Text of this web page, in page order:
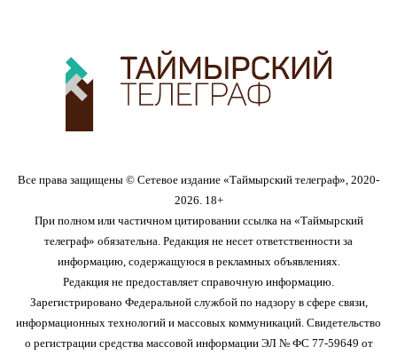
Все права защищены © Сетевое издание «Таймырский телеграф», 2020-
2026. 18+
При полном или частичном цитировании ссылка на «Таймырский
телеграф» обязательна. Редакция не несет ответственности за
информацию, содержащуюся в рекламных объявлениях.
Редакция не предоставляет справочную информацию.
Зарегистрировано Федеральной службой по надзору в сфере связи,
информационных технологий и массовых коммуникаций. Свидетельство
о регистрации средства массовой информации ЭЛ № ФС 77-59649 от